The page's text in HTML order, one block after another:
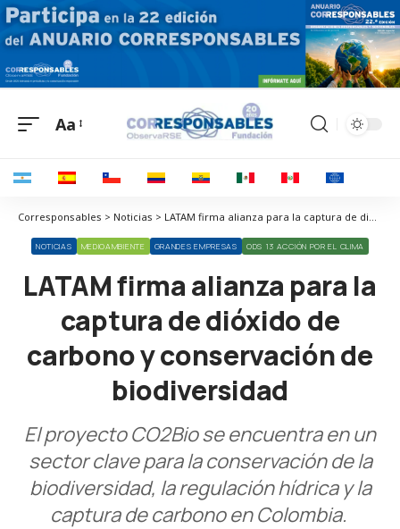
Aa
Corresponsables > Noticias > LATAM firma alianza para la captura de dióxido de carbono y conservación de biodiversidad
NOTICIAS MEDIOAMBIENTE GRANDES EMPRESAS ODS 13 ACCIÓN POR EL CLIMA
LATAM firma alianza para la
captura de dióxido de
carbono y conservación de
biodiversidad
El proyecto CO2Bio se encuentra en un
sector clave para la conservación de la
biodiversidad, la regulación hídrica y la
captura de carbono en Colombia.